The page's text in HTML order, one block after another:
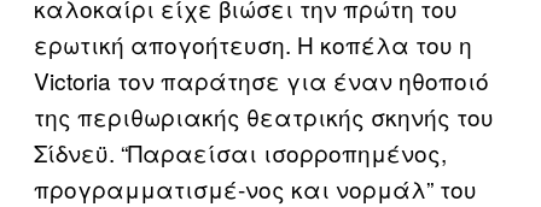
καλοκαίρι είχε βιώσει την πρώτη του
ερωτική απογοήτευση. Η κοπέλα του η
Victoria τον παράτησε για έναν ηθοποιό
της περιθωριακής θεατρικής σκηνής του
Σίδνεϋ. “Παραείσαι ισορροπημένος,
προγραμματισμέ-νος και νορμάλ” του